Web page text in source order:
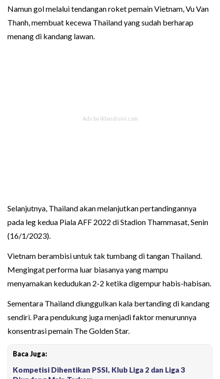
Namun gol melalui tendangan roket pemain Vietnam, Vu Van
Thanh, membuat kecewa Thailand yang sudah berharap
menang di kandang lawan.
Selanjutnya, Thailand akan melanjutkan pertandingannya
pada leg kedua Piala AFF 2022 di Stadion Thammasat, Senin
(16/1/2023).
Vietnam berambisi untuk tak tumbang di tangan Thailand.
Mengingat performa luar biasanya yang mampu
menyamakan kedudukan 2-2 ketika digempur habis-habisan.
Sementara Thailand diunggulkan kala bertanding di kandang
sendiri. Para pendukung juga menjadi faktor menurunnya
konsentrasi pemain The Golden Star.
Baca Juga:
Kompetisi Dihentikan PSSI, Klub Liga 2 dan Liga 3